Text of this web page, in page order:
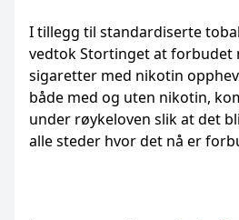
I tillegg til standardiserte
vedtok Stortinget at forbudet
sigaretter med nikotin
både med og uten nikotin,
under røykeloven slik at det
alle steder hvor det nå er